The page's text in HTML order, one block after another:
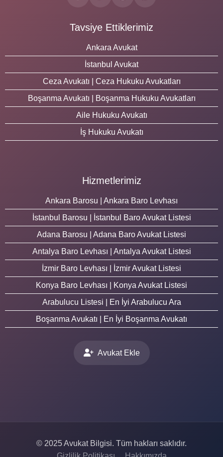
Tavsiye Ettiklerimiz
Ankara Avukat
İstanbul Avukat
Ceza Avukatı | Ceza Hukuku Avukatları
Boşanma Avukatı | Boşanma Hukuku Avukatları
Aile Hukuku Avukatı
İş Hukuku Avukatı
Hizmetlerimiz
Ankara Barosu | Ankara Baro Levhası
İstanbul Barosu | İstanbul Baro Avukat Listesi
Adana Barosu | Adana Baro Avukat Listesi
Antalya Baro Levhası | Antalya Avukat Listesi
İzmir Baro Levhası | İzmir Avukat Listesi
Konya Baro Levhası | Konya Avukat Listesi
Arabulucu Listesi | En İyi Arabulucu Ara
Boşanma Avukatı | En İyi Boşanma Avukatı
Avukat Ekle
© 2025 Avukat Bilgisi. Tüm hakları saklıdır.